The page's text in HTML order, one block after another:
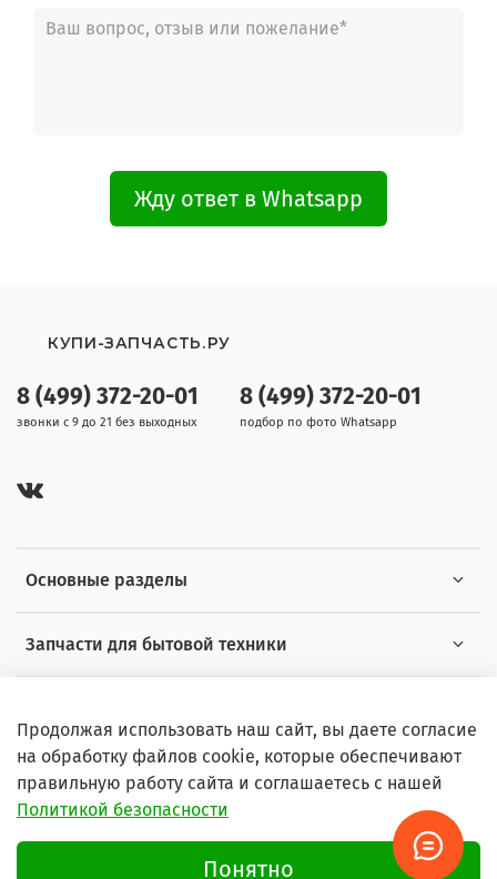
Жду ответ в Whatsapp
Основные разделы
Запчасти для бытовой техники
8 (499) 372-20-01
звонки с 9 до 21 без выходных
8 (499) 372-20-01
подбор по фото Whatsapp
КУПИ-ЗАПЧАСТЬ.РУ
© 2026 Любое использование контента без письменного
Продолжая использовать наш сайт, вы даете согласие
на обработку файлов cookie, которые обеспечивают
правильную работу сайта и соглашаетесь с нашей
Политикой безопасности
Понятно